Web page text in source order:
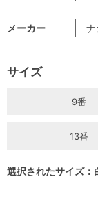
メーカー ナ
サイズ
9番
13番
選択されたサイズ：